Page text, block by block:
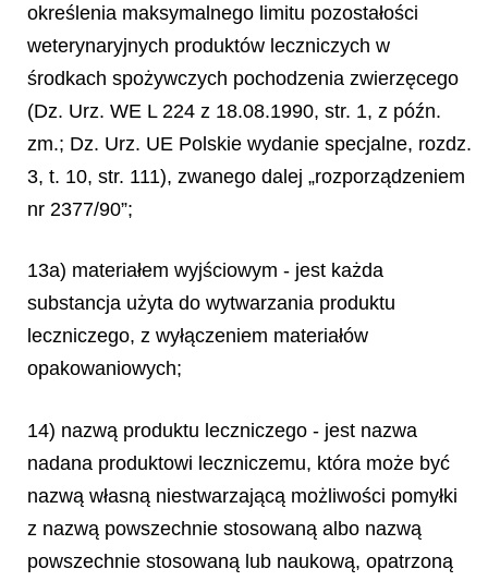
określenia maksymalnego limitu pozostałości
weterynaryjnych produktów leczniczych w
środkach spożywczych pochodzenia zwierzęcego
(Dz. Urz. WE L 224 z 18.08.1990, str. 1, z późn.
zm.; Dz. Urz. UE Polskie wydanie specjalne, rozdz.
3, t. 10, str. 111), zwanego dalej „rozporządzeniem
nr 2377/90”;
13a) materiałem wyjściowym - jest każda
substancja użyta do wytwarzania produktu
leczniczego, z wyłączeniem materiałów
opakowaniowych;
14) nazwą produktu leczniczego - jest nazwa
nadana produktowi leczniczemu, która może być
nazwą własną niestwarzającą możliwości pomyłki
z nazwą powszechnie stosowaną albo nazwą
powszechnie stosowaną lub naukową, opatrzoną